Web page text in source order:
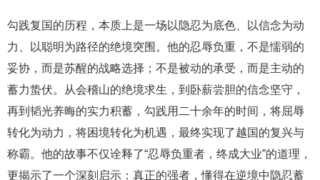
勾践复国的历程，本质上是一场以隐忍为底色、以信念为动
力、以聪明为路径的绝境突围。他的忍辱负重，不是懦弱的
妥协，而是苏醒的战略选择；不是被动的承受，而是主动的
蓄力蛰伏。从会稽山的绝境求生，到卧薪尝胆的信念坚守，
再到韬光养晦的实力积蓄，勾践用二十余年的时间，将屈辱
转化为动力，将困境转化为机遇，最终实现了越国的复兴与
称霸。他的故事不仅诠释了“忍辱负重者，终成大业”的道理，
更揭示了一个深刻启示：真正的强者，懂得在逆境中隐忍蓄